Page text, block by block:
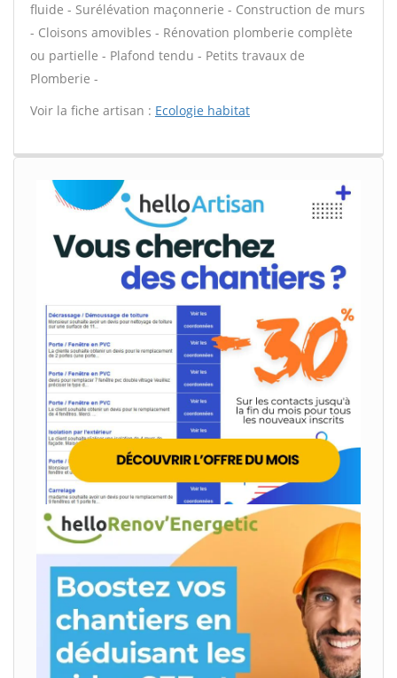
fluide - Surélévation maçonnerie - Construction de murs
- Cloisons amovibles - Rénovation plomberie complète
ou partielle - Plafond tendu - Petits travaux de
Plomberie -
Voir la fiche artisan : Ecologie habitat